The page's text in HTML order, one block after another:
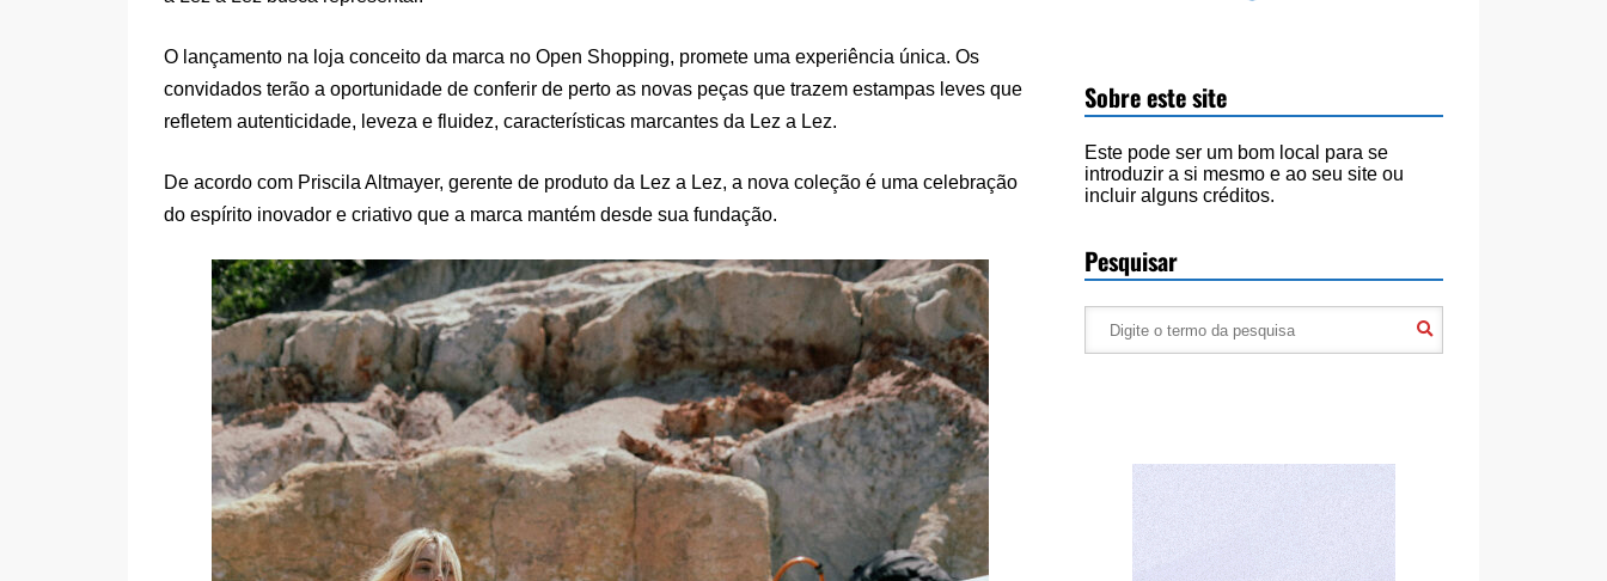
O lançamento na loja conceito da marca no Open Shopping, promete uma experiência única. Os
convidados terão a oportunidade de conferir de perto as novas peças que trazem estampas leves que
refletem autenticidade, leveza e fluidez, características marcantes da Lez a Lez.
De acordo com Priscila Altmayer, gerente de produto da Lez a Lez, a nova coleção é uma celebração
do espírito inovador e criativo que a marca mantém desde sua fundação.
Sobre este site
Este pode ser um bom local para se
introduzir a si mesmo e ao seu site ou
incluir alguns créditos.
Pesquisar